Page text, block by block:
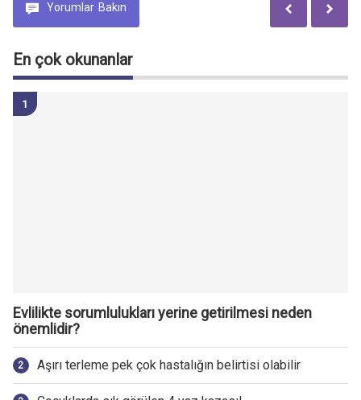
Yorumlar Bakın
En çok okunanlar
Evlilikte sorumlulukları yerine getirilmesi neden
önemlidir?
Aşırı terleme pek çok hastalığın belirtisi olabilir